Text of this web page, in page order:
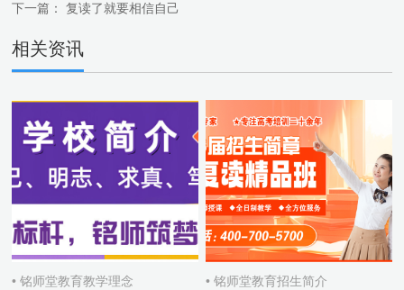
下一篇：
复读了就要相信自己
相关资讯
• 铭师堂教育教学理念 • 铭师堂教育招生简介